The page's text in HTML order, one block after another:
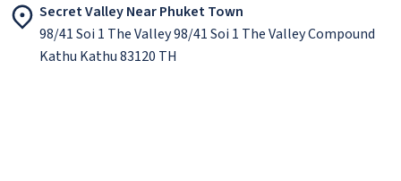
Secret Valley Near Phuket Town
98/41 Soi 1 The Valley 98/41 Soi 1 The Valley Compound
Kathu Kathu 83120 TH